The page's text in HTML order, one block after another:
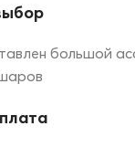
большой